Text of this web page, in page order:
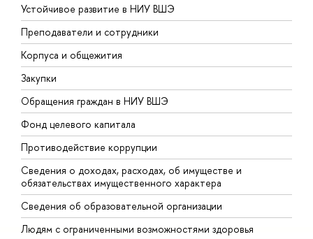
Устойчивое развитие в НИУ ВШЭ
Преподаватели и сотрудники
Корпуса и общежития
Закупки
Обращения граждан в НИУ ВШЭ
Фонд целевого капитала
Противодействие коррупции
Сведения о доходах, расходах, об имуществе и
обязательствах имущественного характера
Сведения об образовательной организации
Людям с ограниченными возможностями здоровья